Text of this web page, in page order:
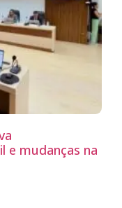
e mudanças na